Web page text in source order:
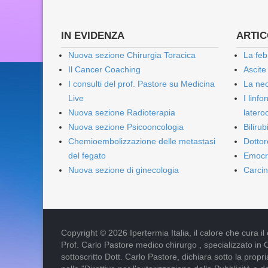
IN EVIDENZA
Nuova sezione Chirurgia Toracica
Il Cancer Coaching
I consulti del prof. Pastore su Medicina
Live
Nuova sezione Radioterapia
Nuova sezione Psicooncologia
Chemioembolizzazione delle metastasi
del fegato
Nuova sezione di ginecologia
La
La
I
Copyright © 2026 Ipertermia Italia, il calore che cura il
Prof. Carlo Pastore medico chirurgo , specializzato
sottoscritto Dott. Carlo Pastore, dichiara sotto la